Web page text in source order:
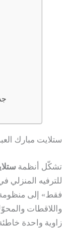
ستلايت مبارك
تشكّل أنظمة
للترفيه المنزلي
فقط» إلى منظومة
واللاقطات
زاوية واحدة